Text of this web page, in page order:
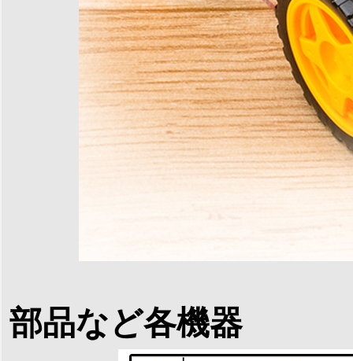
部品など各機器